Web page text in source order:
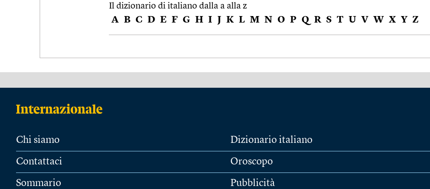
Il dizionario di italiano dalla a alla z
A B C D E F G H I J K L M N O P Q R S T U V W X Y Z
Chi siamo
Contattaci
Sommario
Dizionario italiano
Oroscopo
Pubblicità